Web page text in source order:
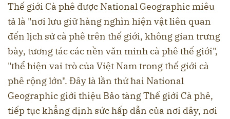
Thế giới Cà phê được National Geographic miêu
tả là "nơi lưu giữ hàng nghìn hiện vật liên quan
đến lịch sử cà phê trên thế giới, không gian trưng
bày, tương tác các nền văn minh cà phê thế giới",
"thể hiện vai trò của Việt Nam trong thế giới cà
phê rộng lớn". Đây là lần thứ hai National
Geographic giới thiệu Bảo tàng Thế giới Cà phê,
tiếp tục khẳng định sức hấp dẫn của nơi đây, nơi